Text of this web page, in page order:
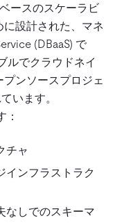
ースのスケーラビ
に設計された、マネ
(DBaaS) で
ルでクラウドネイ
ンソースプロジェ
います。
：
チャ
インフラストラク
なしでのスキーマ